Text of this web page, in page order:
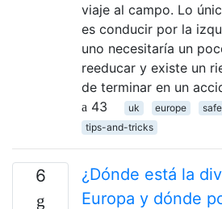
viaje al campo. Lo
es conducir por la
uno necesitaría un
reeducar y existe un
de terminar en un
43
uk europe
tips-and-tricks
6
¿Dónde está la
Europa y dónde